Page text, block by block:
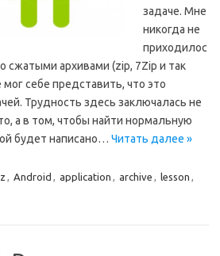
задаче. Мне
никогда не
приходилос
сжатыми архивами (zip, 7Zip и так
себе представить, что это
Трудность здесь заключалась не
а в том, чтобы найти нормальную
будет написано… Читать далее »
, Android , application , archive , lesson ,